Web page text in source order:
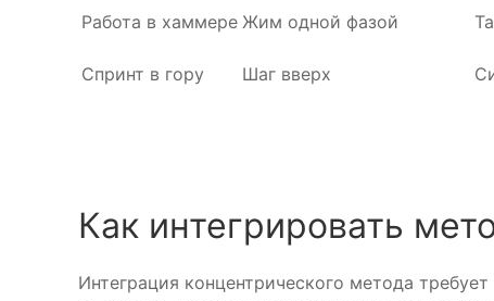
Работа в хаммере Жим одной фазой
Спринт в гору Шаг вверх
Как интегрировать
Интеграция концентрического метода